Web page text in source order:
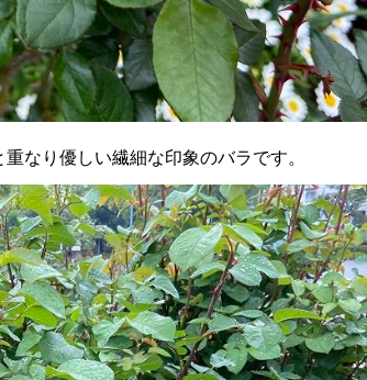
なり優しい繊細な印象のバラです。